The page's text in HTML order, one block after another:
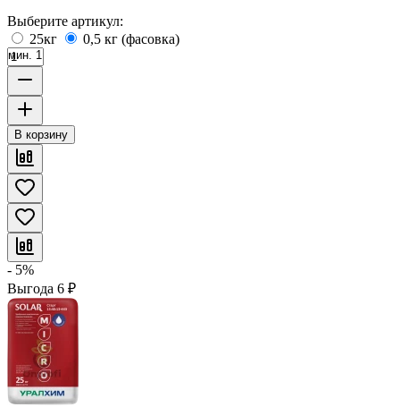
Выберите артикул:
25кг
0,5 кг (фасовка)
мин. 1
В корзину
- 5%
Выгода 6 ₽